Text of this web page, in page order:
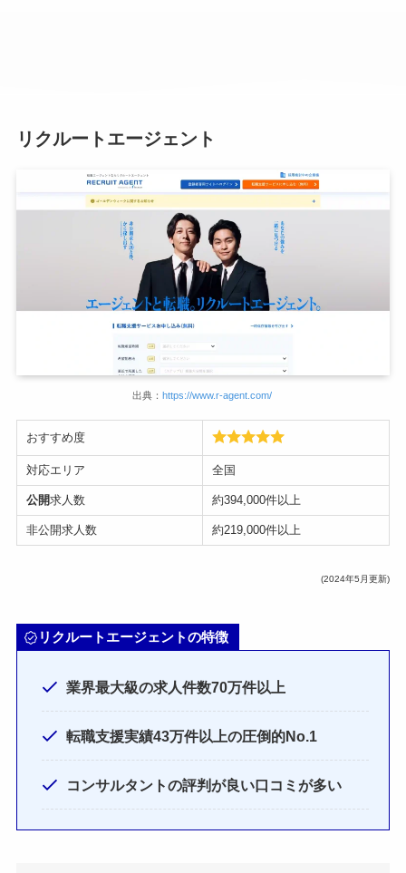
リクルートエージェント
出典：https://www.r-agent.com/
おすすめ度
対応エリア 全国
公開求人数 約394,000件以上
非公開求人数 約219,000件以上
(2024年5月更新)
リクルートエージェントの特徴
業界最大級の求人件数70万件以上
転職支援実績43万件以上の圧倒的No.1
コンサルタントの評判が良い口コミが多い